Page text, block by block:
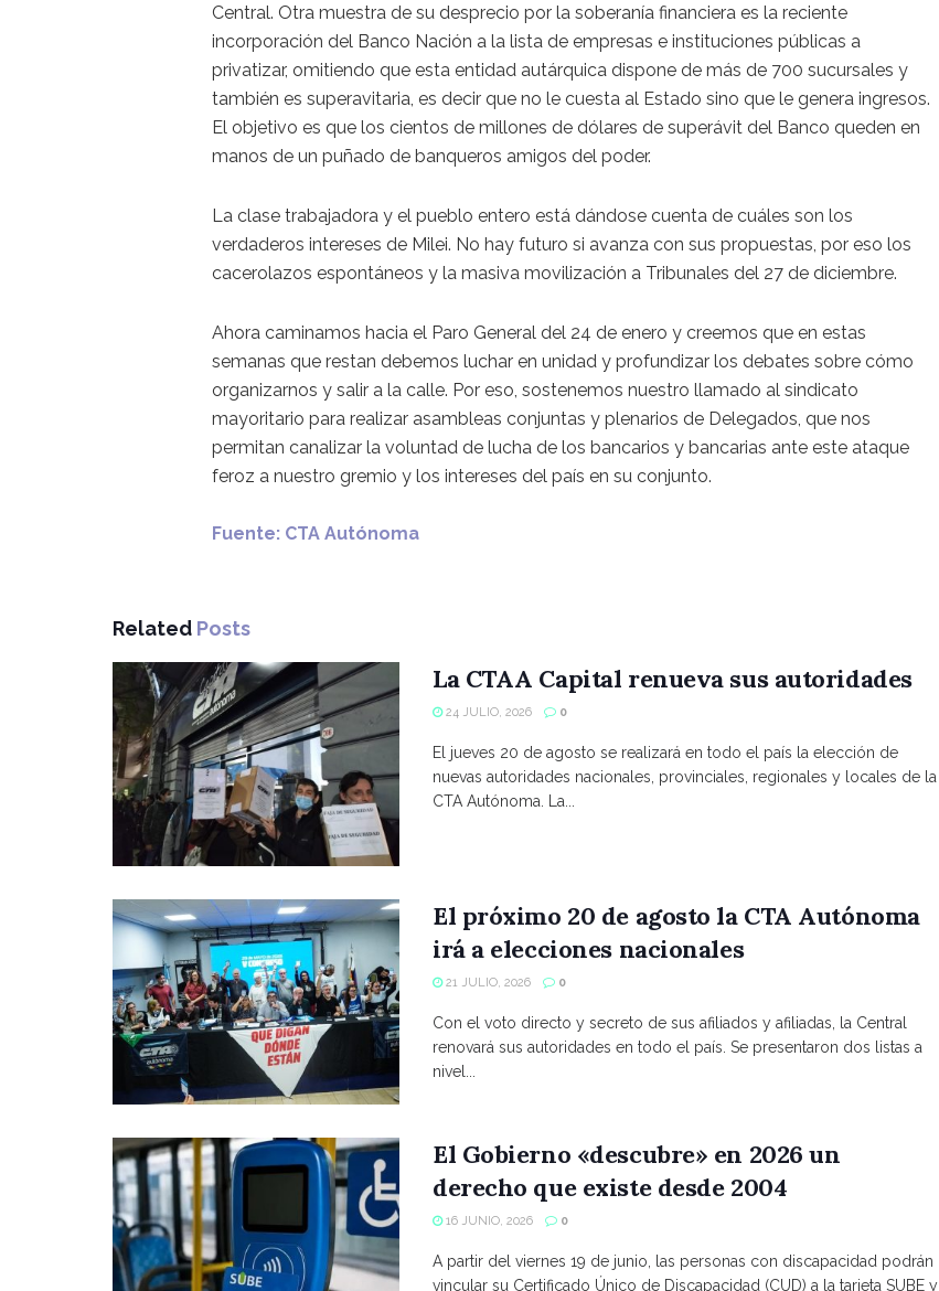
Central. Otra muestra de su desprecio por la soberanía financiera es la reciente
incorporación del Banco Nación a la lista de empresas e instituciones públicas a
privatizar, omitiendo que esta entidad autárquica dispone de más de 700 sucursales y
también es superavitaria, es decir que no le cuesta al Estado sino que le genera ingresos.
El objetivo es que los cientos de millones de dólares de superávit del Banco queden en
manos de un puñado de banqueros amigos del poder.
La clase trabajadora y el pueblo entero está dándose cuenta de cuáles son los
verdaderos intereses de Milei. No hay futuro si avanza con sus propuestas, por eso los
cacerolazos espontáneos y la masiva movilización a Tribunales del 27 de diciembre.
Ahora caminamos hacia el Paro General del 24 de enero y creemos que en estas
semanas que restan debemos luchar en unidad y profundizar los debates sobre cómo
organizarnos y salir a la calle. Por eso, sostenemos nuestro llamado al sindicato
mayoritario para realizar asambleas conjuntas y plenarios de Delegados, que nos
permitan canalizar la voluntad de lucha de los bancarios y bancarias ante este ataque
feroz a nuestro gremio y los intereses del país en su conjunto.
Fuente: CTA Autónoma
Related Posts
La CTAA Capital renueva sus autoridades
24 JULIO, 2026 0
El jueves 20 de agosto se realizará en todo el país la elección de
nuevas autoridades nacionales, provinciales, regionales y locales de la
CTA Autónoma. La...
El próximo 20 de agosto la CTA Autónoma
irá a elecciones nacionales
21 JULIO, 2026 0
Con el voto directo y secreto de sus afiliados y afiliadas, la Central
renovará sus autoridades en todo el país. Se presentaron dos listas a
nivel...
El Gobierno «descubre» en 2026 un
derecho que existe desde 2004
16 JUNIO, 2026 0
A partir del viernes 19 de junio, las personas con discapacidad podrán
vincular su Certificado Único de Discapacidad (CUD) a la tarjeta SUBE y